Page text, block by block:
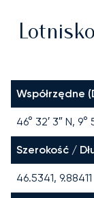
Współrzędne
46° 32′ 3″ N, 9°
Szerokość /
46.5341, 9.88411